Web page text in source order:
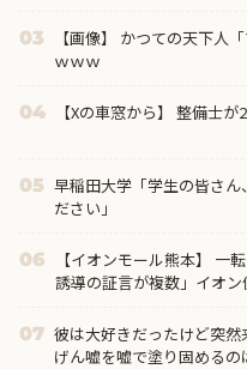
03
【画像】 かつての天下人
ｗｗｗ
04 【Xの車窓から】 整備士
05 早稲田大学「学生の皆さ
ださい」
06
【イオンモール熊本】 一
誘導の証言が複数」イオ
07 彼は大好きだったけど突
げん嘘を嘘で塗り固める